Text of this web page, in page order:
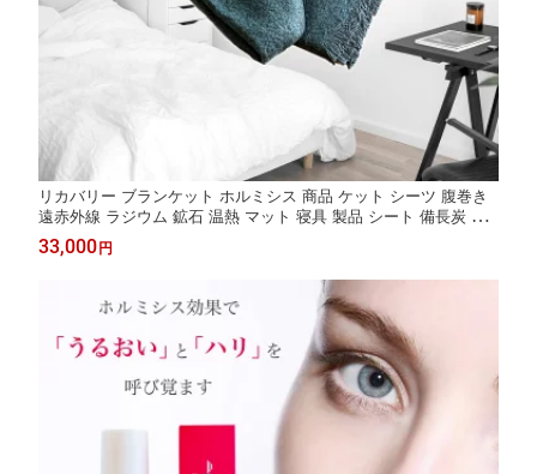
リカバリー ブランケット ホルミシス 商品 ケット シーツ 腹巻き
遠赤外線 ラジウム 鉱石 温熱 マット 寝具 製品 シート 備長炭 玉
川温泉 岩盤浴 健康グッズ プレゼント 温活グッズ バドガシュタイ
ン鉱石 ラジウム 岩盤浴 家庭用 温泉 ひざ掛け 膝掛け 厚手 大判
33,000円